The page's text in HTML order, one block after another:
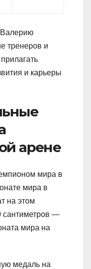
Валерию
тренеров и
и карьеры
арене
мира в
мира в
на этом
сантиметров —
мира на
медаль на